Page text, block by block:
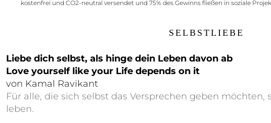
kostenfrei und CO2-neutral versendet und 75% des Gewinns fließen in soziale
SELBSTLIEBE
Liebe dich selbst, als hinge dein Leben davon ab
Love yourself like your Life depends on it
von Kamal Ravikant
Für alle, die sich selbst das Versprechen geben möchten,
leben.